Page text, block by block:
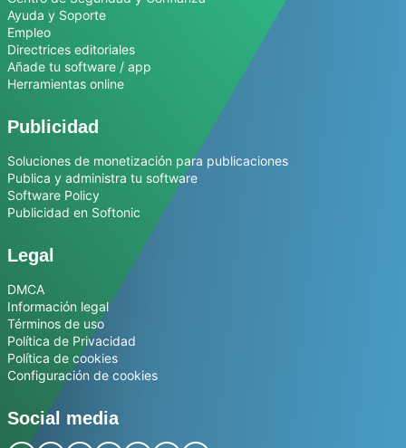
Ayuda y Soporte
Empleo
Directrices editoriales
Añade tu software / app
Herramientas online
Publicidad
Soluciones de monetización para publicaciones
Publica y administra tu software
Software Policy
Publicidad en Softonic
Legal
DMCA
Información legal
Términos de uso
Política de Privacidad
Política de cookies
Configuración de cookies
Social media